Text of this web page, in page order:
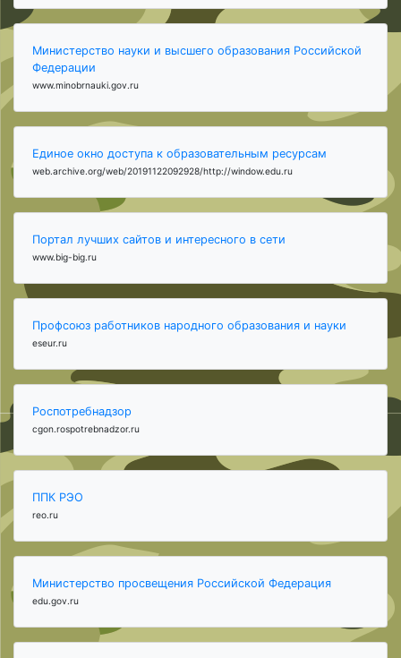
Министерство науки и высшего образования Российской
Федерации
www.minobrnauki.gov.ru
Единое окно доступа к образовательным ресурсам
web.archive.org/web/20191122092928/http://window.edu.ru
Портал лучших сайтов и интересного в сети
www.big-big.ru
Профсоюз работников народного образования и науки
eseur.ru
Роспотребнадзор
cgon.rospotrebnadzor.ru
ППК РЭО
reo.ru
Министерство просвещения Российской Федерация
edu.gov.ru